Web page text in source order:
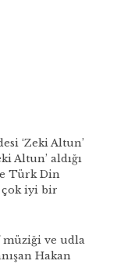
‘Zeki Altun’
Altun’ aldığı
Türk Din
çok iyi bir
müziği ve udla
Hakan